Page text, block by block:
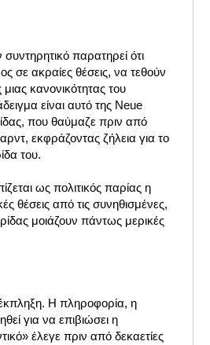
παρατηρεί ότι
σε ακραίες θέσεις, να τεθούν
κανονικότητας του
είναι αυτό της Neue
που θαύμαζε πριν από
εκφράζοντας ζήλεια για το
του.
ως πολιτικός παρίας η
θέσεις από τις συνηθισμένες,
μοιάζουν πάντως μερικές
Η πληροφορία, η
για να επιβιώσει η
έλεγε πριν από δεκαετίες